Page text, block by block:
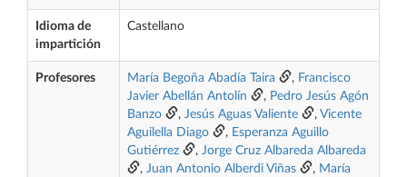
Idioma de
impartición
Castellano
Profesores María Begoña Abadía Taira , Francisco
Javier Abellán Antolín
, Pedro Jesús Agón
Banzo
, Jesús Aguas Valiente , Vicente
Aguilella Diago
, Esperanza Aguillo
Gutiérrez
, Jorge Cruz Albareda Albareda
, Juan Antonio Alberdi Viñas , María